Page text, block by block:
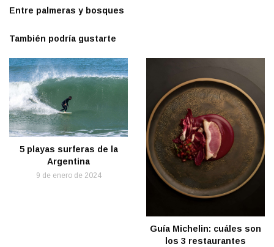
Entre palmeras y bosques
También podría gustarte
5 playas surferas de la
Argentina
9 de enero de 2024
Guía Michelin: cuáles son
los 3 restaurantes